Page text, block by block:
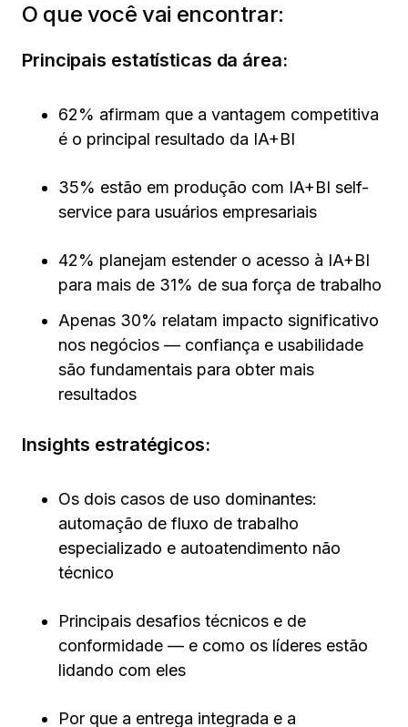
O que você vai encontrar:
Principais estatísticas da área:
62% afirmam que a vantagem competitiva
é o principal resultado da IA+BI
35% estão em produção com IA+BI self-
service para usuários empresariais
42% planejam estender o acesso à IA+BI
para mais de 31% de sua força de trabalho
Apenas 30% relatam impacto significativo
nos negócios — confiança e usabilidade
são fundamentais para obter mais
resultados
Insights estratégicos:
Os dois casos de uso dominantes:
automação de fluxo de trabalho
especializado e autoatendimento não
técnico
Principais desafios técnicos e de
conformidade — e como os líderes estão
lidando com eles
Por que a entrega integrada e a